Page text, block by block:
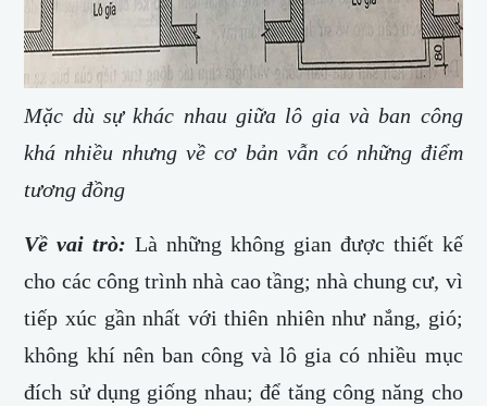
Mặc dù sự khác nhau giữa lô gia và ban công
khá nhiều nhưng về cơ bản vẫn có những điểm
tương đồng
​Về vai trò: Là những không gian được thiết kế
cho các công trình nhà cao tầng; nhà chung cư, vì
tiếp xúc gần nhất với thiên nhiên như nắng, gió;
không khí nên ban công và lô gia có nhiều mục
đích sử dụng giống nhau; để tăng công năng cho